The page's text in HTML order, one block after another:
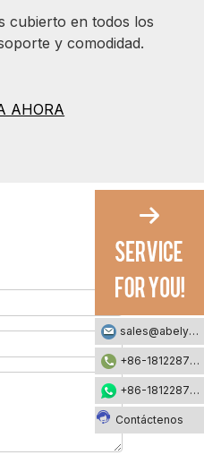
cubierto en todos los
y comodidad.
AHORA
sales@abelyfashion.com
+86-18122871002
+86-18122871002
Contáctenos